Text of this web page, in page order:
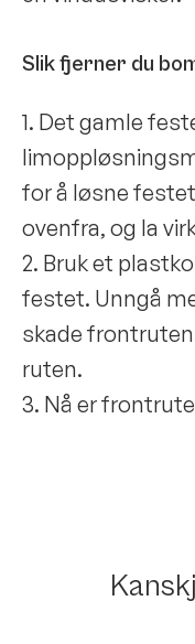
Slik fjerner du
1. Det gamle
for å løsne
ovenfra, og la
2. Bruk et
festet. Unngå
skade
ruten.
3. Nå er